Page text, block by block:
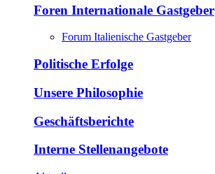
Foren Internationale Gastgeber
Forum Italienische Gastgeber
Politische Erfolge
Unsere Philosophie
Geschäftsberichte
Interne Stellenangebote